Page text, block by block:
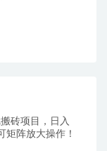
砖项目，日入
矩阵放大操作！